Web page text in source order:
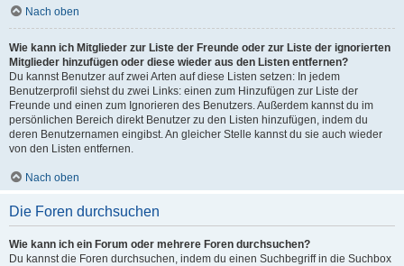
Nach oben
Wie kann ich Mitglieder zur Liste der Freunde oder zur Liste der ignorierten
Mitglieder hinzufügen oder diese wieder aus den Listen entfernen?
Du kannst Benutzer auf zwei Arten auf diese Listen setzen: In jedem
Benutzerprofil siehst du zwei Links: einen zum Hinzufügen zur Liste der
Freunde und einen zum Ignorieren des Benutzers. Außerdem kannst du im
persönlichen Bereich direkt Benutzer zu den Listen hinzufügen, indem du
deren Benutzernamen eingibst. An gleicher Stelle kannst du sie auch wieder
von den Listen entfernen.
Nach oben
Die Foren durchsuchen
Wie kann ich ein Forum oder mehrere Foren durchsuchen?
Du kannst die Foren durchsuchen, indem du einen Suchbegriff in die Suchbox